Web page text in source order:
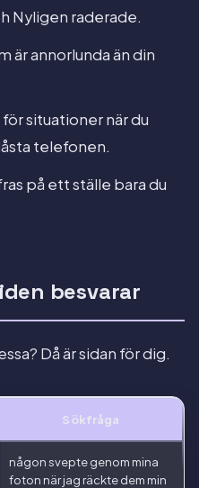
Nyligen raderade.
är annorlunda än din
situationer när du
telefonen.
på ett ställe bara du
besvarar
Då är sidan för dig.
Sökfråga
någon svepte genom mina
foton när jag räckte dem min